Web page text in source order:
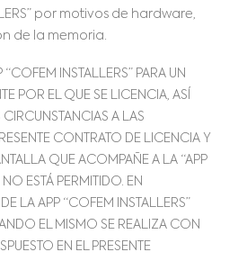
por motivos de hardware,
de la memoria.
INSTALLERS” PARA UN
POR EL QUE SE LICENCIA, ASÍ
A LAS
CONTRATO DE LICENCIA Y
QUE ACOMPAÑE A LA “APP
ESTÁ PERMITIDO. EN
LA APP “COFEM INSTALLERS”
EL MISMO SE REALIZA CON
EN EL PRESENTE